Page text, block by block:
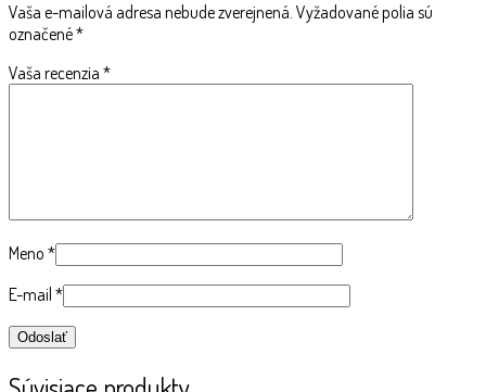
Vaša e-mailová adresa nebude zverejnená. Vyžadované polia sú
označené*
Vaša recenzia *
Meno *
E-mail *